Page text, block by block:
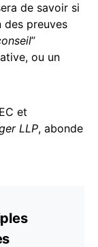
de savoir si
des preuves
”
ou un
et
LLP, abonde